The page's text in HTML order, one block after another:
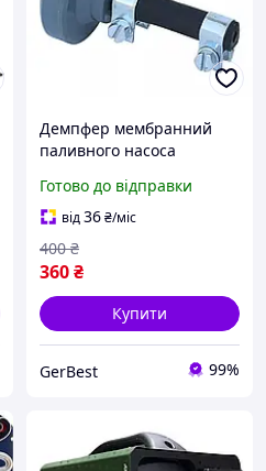
Демпфер мембранний
паливного насоса
Готово до відправки
від36₴/міс
360₴
400 ₴
Купити
GerBest 99%